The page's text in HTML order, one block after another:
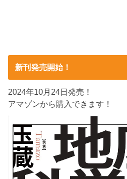
新刊発売開始！
2024年10月24日発売！
アマゾンから購入できます！